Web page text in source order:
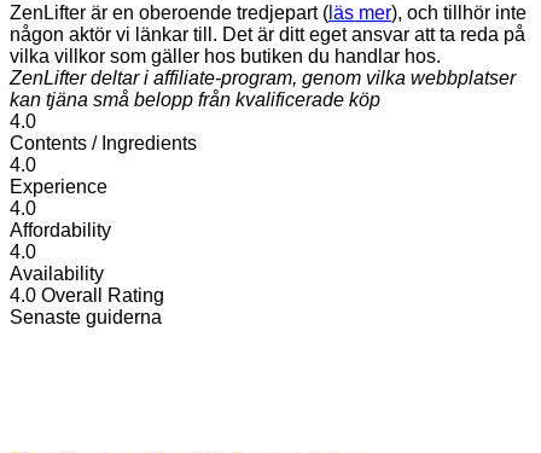
ZenLifter är en oberoende tredjepart ( läs mer), och tillhör inte
någon aktör vi länkar till. Det är ditt eget ansvar att ta reda på
vilka villkor som gäller hos butiken du handlar hos.
ZenLifter deltar i affiliate-program, genom vilka webbplatser
kan tjäna små belopp från kvalificerade köp
4.0
Contents / Ingredients
4.0
Experience
4.0
Affordability
4.0
Availability
4.0 Overall Rating
Senaste guiderna